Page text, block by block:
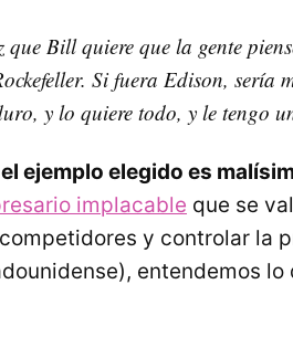
Bill quiere que la gente
Si fuera Edison, sería
y lo quiere todo, y le tengo
el ejemplo elegido es
implacable que se
y controlar la
entendemos lo